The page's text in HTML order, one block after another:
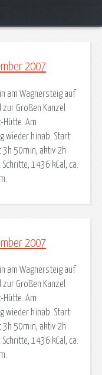
2007
am Wagnersteig auf
zur Großen Kanzel
Hütte. Am
wieder hinab. Start
50min, aktiv 2h
1436 kCal, ca.
2007
am Wagnersteig auf
zur Großen Kanzel
Hütte. Am
wieder hinab. Start
50min, aktiv 2h
1436 kCal, ca.